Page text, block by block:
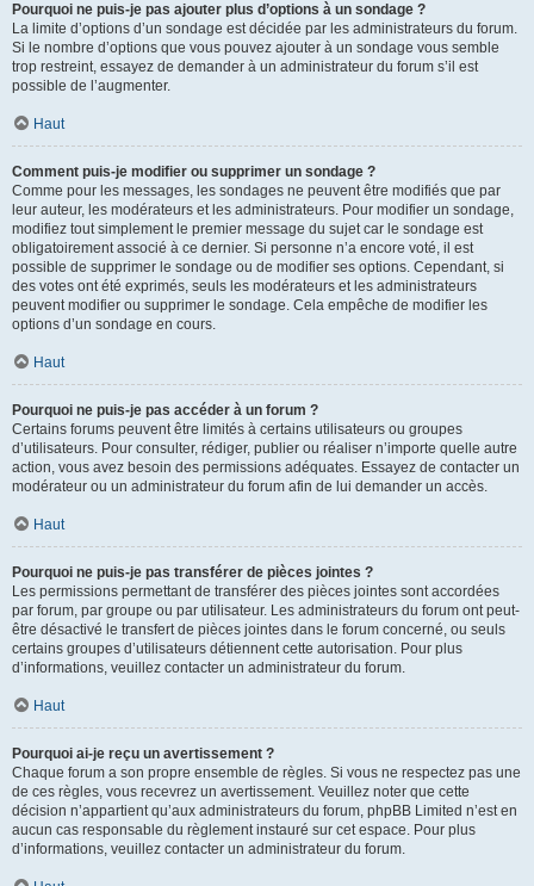
Pourquoi ne puis-je pas ajouter plus d’options à un sondage ?
La limite d’options d’un sondage est décidée par les administrateurs du forum.
Si le nombre d’options que vous pouvez ajouter à un sondage vous semble
trop restreint, essayez de demander à un administrateur du forum s’il est
possible de l’augmenter.
Haut
Comment puis-je modifier ou supprimer un sondage ?
Comme pour les messages, les sondages ne peuvent être modifiés que par
leur auteur, les modérateurs et les administrateurs. Pour modifier un sondage,
modifiez tout simplement le premier message du sujet car le sondage est
obligatoirement associé à ce dernier. Si personne n’a encore voté, il est
possible de supprimer le sondage ou de modifier ses options. Cependant, si
des votes ont été exprimés, seuls les modérateurs et les administrateurs
peuvent modifier ou supprimer le sondage. Cela empêche de modifier les
options d’un sondage en cours.
Haut
Pourquoi ne puis-je pas accéder à un forum ?
Certains forums peuvent être limités à certains utilisateurs ou groupes
d’utilisateurs. Pour consulter, rédiger, publier ou réaliser n’importe quelle autre
action, vous avez besoin des permissions adéquates. Essayez de contacter un
modérateur ou un administrateur du forum afin de lui demander un accès.
Haut
Pourquoi ne puis-je pas transférer de pièces jointes ?
Les permissions permettant de transférer des pièces jointes sont accordées
par forum, par groupe ou par utilisateur. Les administrateurs du forum ont peut-
être désactivé le transfert de pièces jointes dans le forum concerné, ou seuls
certains groupes d’utilisateurs détiennent cette autorisation. Pour plus
d’informations, veuillez contacter un administrateur du forum.
Haut
Pourquoi ai-je reçu un avertissement ?
Chaque forum a son propre ensemble de règles. Si vous ne respectez pas une
de ces règles, vous recevrez un avertissement. Veuillez noter que cette
décision n’appartient qu’aux administrateurs du forum, phpBB Limited n’est en
aucun cas responsable du règlement instauré sur cet espace. Pour plus
d’informations, veuillez contacter un administrateur du forum.